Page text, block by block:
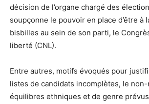
décision de l’organe chargé des
soupçonne le pouvoir en place d’être à
bisbilles au sein de son parti, le
liberté (CNL).
Entre autres, motifs évoqués pour
listes de candidats incomplètes, le
équilibres ethniques et de genre